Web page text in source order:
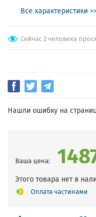
Все характеристики
Сейчас 2 человека
Нашли ошибку на
Ваша цена:
Этого товара нет в
Оплата частинами